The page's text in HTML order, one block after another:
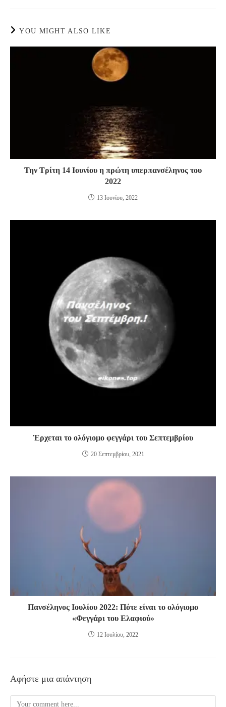
YOU MIGHT ALSO LIKE
Την Τρίτη 14 Ιουνίου η πρώτη υπερπανσέληνος του
2022
13 Ιουνίου, 2022
Έρχεται το ολόγιομο φεγγάρι του Σεπτεμβρίου
20 Σεπτεμβρίου, 2021
Πανσέληνος Ιουλίου 2022: Πότε είναι το ολόγιομο
«Φεγγάρι του Ελαφιού»
12 Ιουλίου, 2022
Αφήστε μια απάντηση
Comment